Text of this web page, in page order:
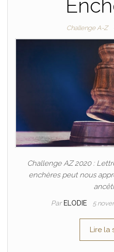
Challenge A-Z
Challenge AZ 2020 :
enchères peut nous
Par ELODIE 5
Lire la